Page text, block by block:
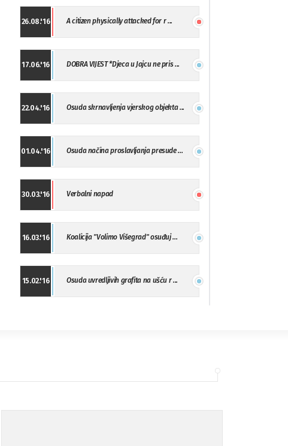
26.08.'16 A citizen physically attacked for r ...
17.06.'16 DOBRA VIJEST *Djeca u Jajcu ne pris ...
22.04.'16 Osuda skrnavljenja vjerskog objekta ...
01.04.'16 Osuda načina proslavljanja presude ...
30.03.'16 Verbalni napad
16.03.'16 Koalicija "Volimo Višegrad" osuđuj ...
15.02.'16 Osuda uvredljivih grafita na ušću r ...
09.11.'15 Osuda incidenta tokom dženaze na Pe ...